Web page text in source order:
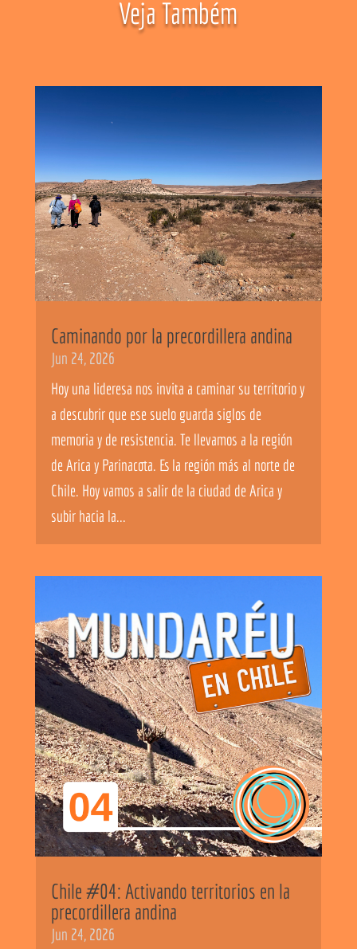
Veja Também
Caminando por la precordillera andina
Jun 24, 2026
Hoy una lideresa nos invita a caminar su territorio y
a descubrir que ese suelo guarda siglos de
memoria y de resistencia. Te llevamos a la región
de Arica y Parinacota. Es la región más al norte de
Chile. Hoy vamos a salir de la ciudad de Arica y
subir hacia la...
Chile #04: Activando territorios en la
precordillera andina
Jun 24, 2026